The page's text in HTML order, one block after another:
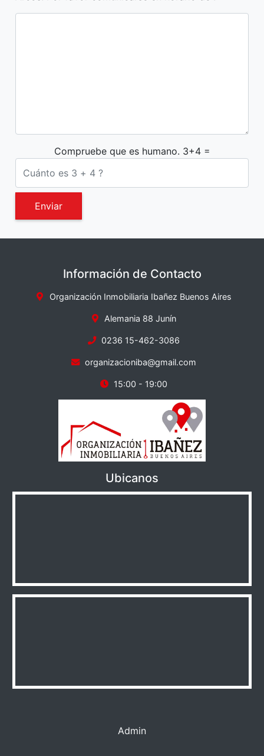
Compruebe que es humano. 3+4 =
Enviar
Información de Contacto
Organización Inmobiliaria Ibañez Buenos Aires
Alemania 88 Junín
0236 15-462-3086
organizacioniba@gmail.com
15:00 - 19:00
Ubicanos
Admin